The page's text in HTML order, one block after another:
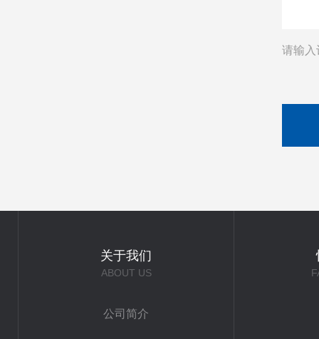
请输入
关于我们
ABOUT US
公司简介